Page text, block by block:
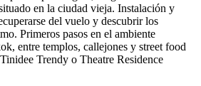
en la ciudad vieja. Instalación y
del vuelo y descubrir los
Primeros pasos en el ambiente
entre templos, callejones y street food
Trendy o Theatre Residence